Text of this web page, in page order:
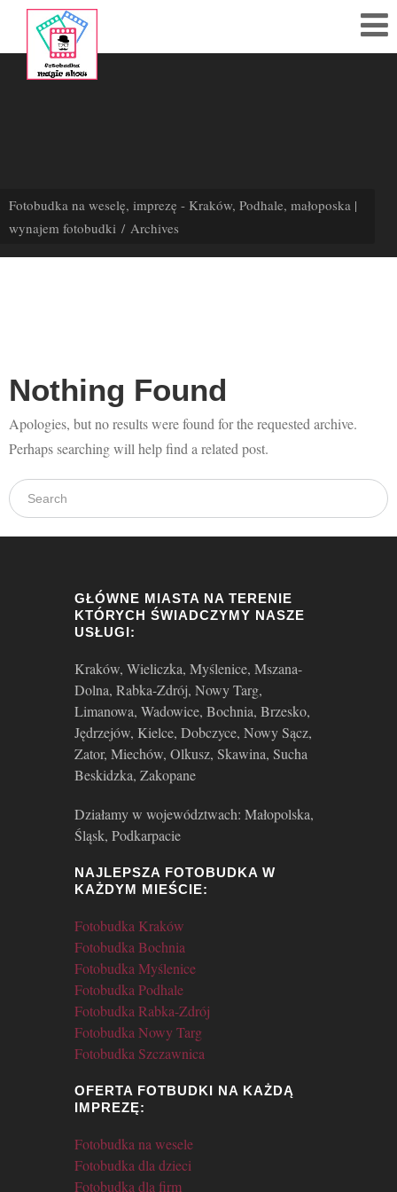
Fotobudka na weselę, imprezę - Kraków, Podhale, małoposka |
wynajem fotobudki
Archives
Nothing Found
Apologies, but no results were found for the requested archive.
Perhaps searching will help find a related post.
GŁÓWNE MIASTA NA TERENIE
KTÓRYCH ŚWIADCZYMY NASZE
USŁUGI:
Kraków, Wieliczka, Myślenice, Mszana-
Dolna, Rabka-Zdrój, Nowy Targ,
Limanowa, Wadowice, Bochnia, Brzesko,
Jędrzejów, Kielce, Dobczyce, Nowy Sącz,
Zator, Miechów, Olkusz, Skawina, Sucha
Beskidzka, Zakopane
Działamy w województwach: Małopolska,
Śląsk, Podkarpacie
NAJLEPSZA FOTOBUDKA W
KAŻDYM MIEŚCIE:
Fotobudka Kraków
Fotobudka Bochnia
Fotobudka Myślenice
Fotobudka Podhale
Fotobudka Rabka-Zdrój
Fotobudka Nowy Targ
Fotobudka Szczawnica
OFERTA FOTBUDKI NA KAŻDĄ
IMPREZĘ:
Fotobudka na wesele
Fotobudka dla dzieci
Fotobudka dla firm
Strona
Główna
Kontakt